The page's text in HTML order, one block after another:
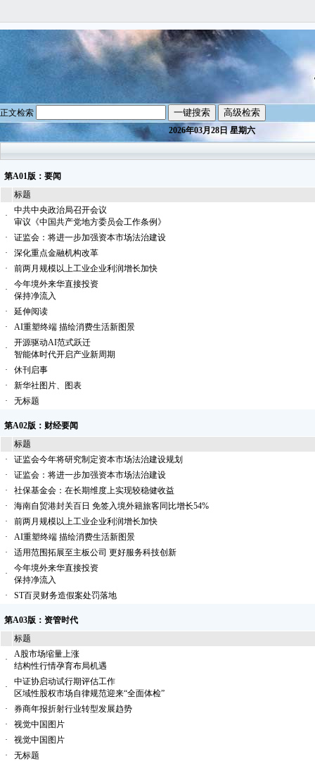
正文检索
2026年03月28日 星期六
第A01版：要闻
标题
·
中共中央政治局召开会议
审议《中国共产党地方委员会工作条例》
·
证监会：将进一步加强资本市场法治建设
·
深化重点金融机构改革
·
前两月规模以上工业企业利润增长加快
·
今年境外来华直接投资
保持净流入
·
延伸阅读
·
AI重塑终端 描绘消费生活新图景
·
开源驱动AI范式跃迁
智能体时代开启产业新周期
·
休刊启事
·
新华社图片、图表
·
无标题
第A02版：财经要闻
标题
·
证监会今年将研究制定资本市场法治建设规划
·
证监会：将进一步加强资本市场法治建设
·
社保基金会：在长期维度上实现较稳健收益
·
海南自贸港封关百日 免签入境外籍旅客同比增长54%
·
前两月规模以上工业企业利润增长加快
·
AI重塑终端 描绘消费生活新图景
·
适用范围拓展至主板公司 更好服务科技创新
·
今年境外来华直接投资
保持净流入
·
ST百灵财务造假案处罚落地
第A03版：资管时代
标题
·
A股市场缩量上涨
结构性行情孕育布局机遇
·
中证协启动试行期评估工作
区域性股权市场自律规范迎来“全面体检”
·
券商年报折射行业转型发展趋势
·
视觉中国图片
·
视觉中国图片
·
无标题